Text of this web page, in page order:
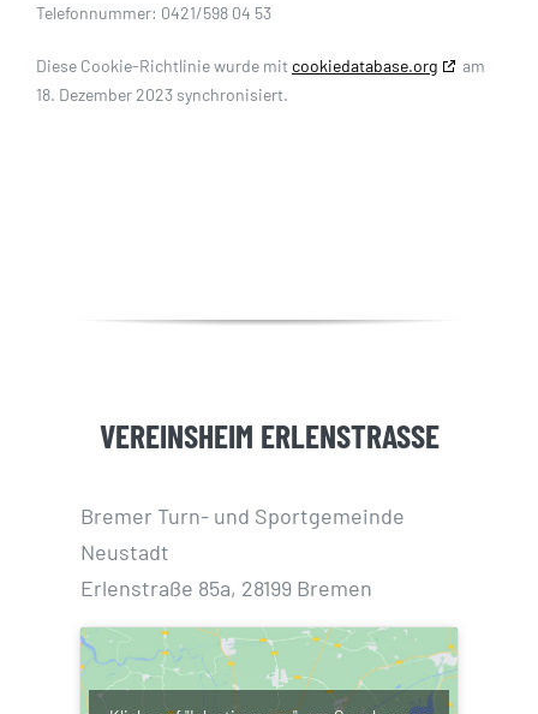
Telefonnummer: 0421/598 04 53
Diese Cookie-Richtlinie wurde mitcookiedatabase.org
am
18. Dezember 2023 synchronisiert.
VEREINSHEIM ERLENSTRASSE
Bremer Turn- und Sportgemeinde
Neustadt
Erlenstraße 85a, 28199 Bremen